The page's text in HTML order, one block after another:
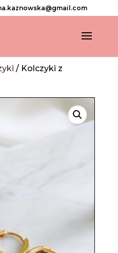
/ Kolczyki z